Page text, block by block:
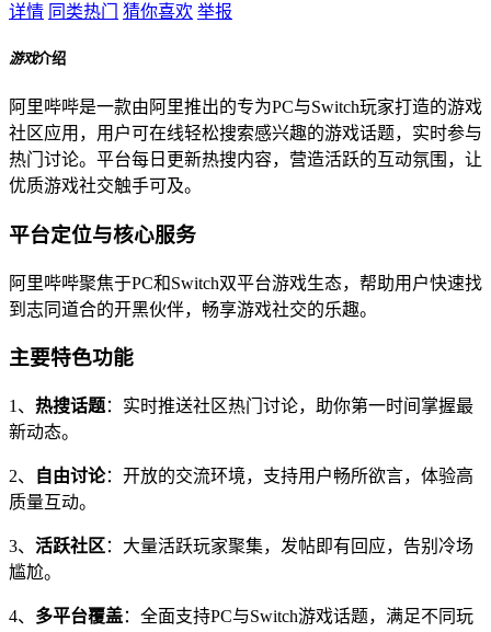
详情 同类热门 猜你喜欢 举报
游戏介绍
阿里哔哔是一款由阿里推出的专为PC与Switch玩家打造的游戏
社区应用，用户可在线轻松搜索感兴趣的游戏话题，实时参与
热门讨论。平台每日更新热搜内容，营造活跃的互动氛围，让
优质游戏社交触手可及。
平台定位与核心服务
阿里哔哔聚焦于PC和Switch双平台游戏生态，帮助用户快速找
到志同道合的开黑伙伴，畅享游戏社交的乐趣。
主要特色功能
1、 热搜话题：实时推送社区热门讨论，助你第一时间掌握最
新动态。
2、 自由讨论：开放的交流环境，支持用户畅所欲言，体验高
质量互动。
3、 活跃社区 ：大量活跃玩家聚集，发帖即有回应，告别冷场
尴尬。
4、 多平台覆盖：全面支持PC与Switch游戏话题，满足不同玩